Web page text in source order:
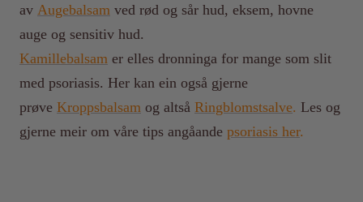
av Augebalsam ved rød og sår hud, eksem, hovne
auge og sensitiv hud.
Kamillebalsam er elles dronninga for mange som slit
med psoriasis. Her kan ein også gjerne
prøve Kroppsbalsam og altså Ringblomstsalve. Les og
gjerne meir om våre tips angåande psoriasis her.